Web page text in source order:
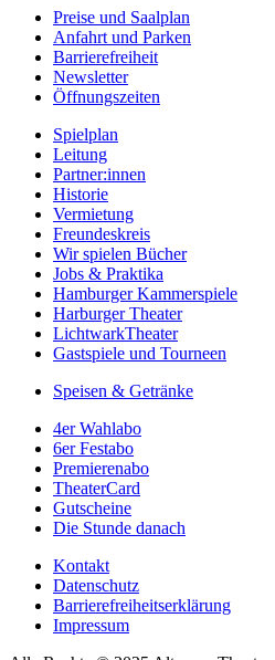
Preise und Saalplan
Anfahrt und Parken
Barrierefreiheit
Newsletter
Öffnungszeiten
Spielplan
Leitung
Partner:innen
Historie
Vermietung
Freundeskreis
Wir spielen Bücher
Jobs & Praktika
Hamburger Kammerspiele
Harburger Theater
LichtwarkTheater
Gastspiele und Tourneen
Speisen & Getränke
4er Wahlabo
6er Festabo
Premierenabo
TheaterCard
Gutscheine
Die Stunde danach
Kontakt
Datenschutz
Barrierefreiheitserklärung
Impressum